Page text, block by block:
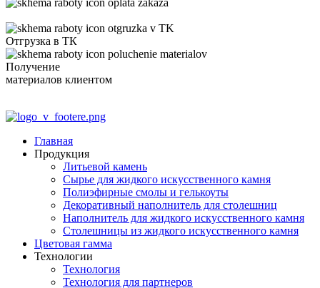
Отгрузка в ТК
Получение
материалов клиентом
Главная
Продукция
Литьевой камень
Сырье для жидкого искусственного камня
Полиэфирные смолы и гелькоуты
Декоративный наполнитель для столешниц
Наполнитель для жидкого искусственного камня
Столешницы из жидкого искусственного камня
Цветовая гамма
Технологии
Технология
Технология для партнеров